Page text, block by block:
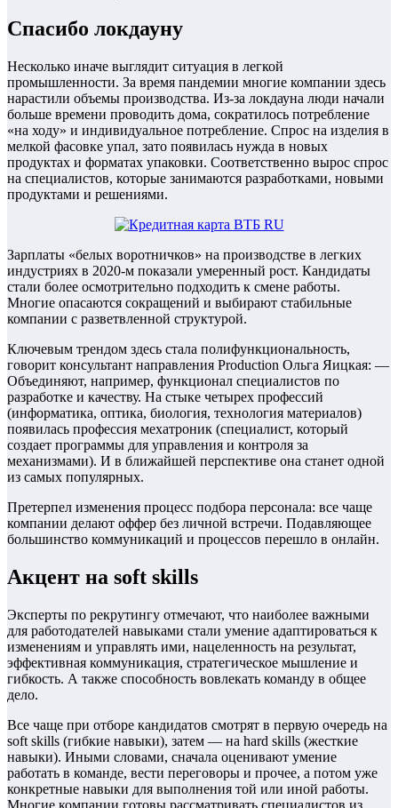
Спасибо локдауну
Несколько иначе выглядит ситуация в легкой
промышленности. За время пандемии многие компании здесь
нарастили объемы производства. Из-за локдауна люди начали
больше времени проводить дома, сократилось потребление
«на ходу» и индивидуальное потребление. Спрос на изделия в
мелкой фасовке упал, зато появилась нужда в новых
продуктах и форматах упаковки. Соответственно вырос спрос
на специалистов, которые занимаются разработками, новыми
продуктами и решениями.
Зарплаты «белых воротничков» на производстве в легких
индустриях в 2020-м показали умеренный рост. Кандидаты
стали более осмотрительно подходить к смене работы.
Многие опасаются сокращений и выбирают стабильные
компании с разветвленной структурой.
Ключевым трендом здесь стала полифункциональность,
говорит консультант направления Production Ольга Яицкая: —
Объединяют, например, функционал специалистов по
разработке и качеству. На стыке четырех профессий
(информатика, оптика, биология, технология материалов)
появилась профессия мехатроник (специалист, который
создает программы для управления и контроля за
механизмами). И в ближайшей перспективе она станет одной
из самых популярных.
Претерпел изменения процесс подбора персонала: все чаще
компании делают оффер без личной встречи. Подавляющее
большинство коммуникаций и процессов перешло в онлайн.
Акцент на soft skills
Эксперты по рекрутингу отмечают, что наиболее важными
для работодателей навыками стали умение адаптироваться к
изменениям и управлять ими, нацеленность на результат,
эффективная коммуникация, стратегическое мышление и
гибкость. А также способность вовлекать команду в общее
дело.
Все чаще при отборе кандидатов смотрят в первую очередь на
soft skills (гибкие навыки), затем — на hard skills (жесткие
навыки). Иными словами, сначала оценивают умение
работать в команде, вести переговоры и прочее, а потом уже
конкретные навыки для выполнения той или иной работы.
Многие компании готовы рассматривать специалистов из